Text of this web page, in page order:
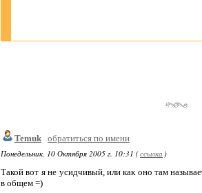
Temuk обратиться по имени
Понедельник, 10 Октября 2005 г. 10:31 (ссылка )
Такой вот я не усидчивый, или как оно там
в общем =)